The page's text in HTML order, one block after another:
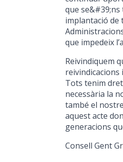
que
implantació de
que impedeix
Reivindiquem
reivindicacions
Tots tenim
necessària la
també el
aquest acte
generacions
Consell Gent